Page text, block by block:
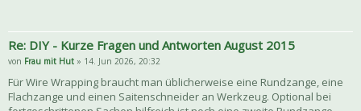
Re: DIY - Kurze Fragen und Antworten August 2015
von Frau mit Hut » 14. Jun 2026, 20:32
Für Wire Wrapping braucht man üblicherweise eine Rundzange, eine
Flachzange und einen Saitenschneider an Werkzeug. Optional bei